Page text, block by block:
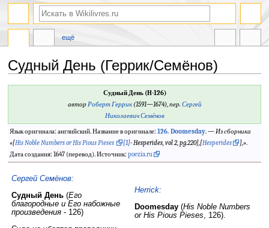
Судный День (Геррик/Семёнов)
Судный День (H-126)
авторРоберт Геррик(1591—1674),пер. Сергей
Николаевич Семёнов
Язык оригинала: английский. Название в оригинале: 126. Doomesday. —Из сборника
«[His Noble Numbers or His Pious Pieses [1]- Hesperides, vol 2, pg.220],[Hesperides ],».
Дата создания: 1647 (перевод). Источник: poezia.ru
Сергей Семёнов:
Судный День(Его
благородные и Его набожные
произведения- 126)
Herrick:
Doomesday(His Noble Numbers
or His Pious Pieses , 126).
ещё